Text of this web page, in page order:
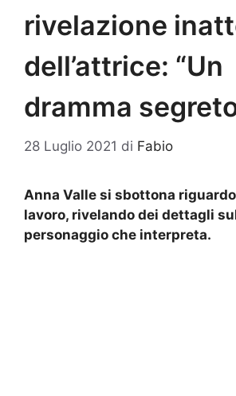
rivelazione
dell’attrice: “Un
dramma
28 Luglio 2021 di Fabio
Anna Valle si sbottona
lavoro, rivelando dei dettagli
personaggio che interpreta.